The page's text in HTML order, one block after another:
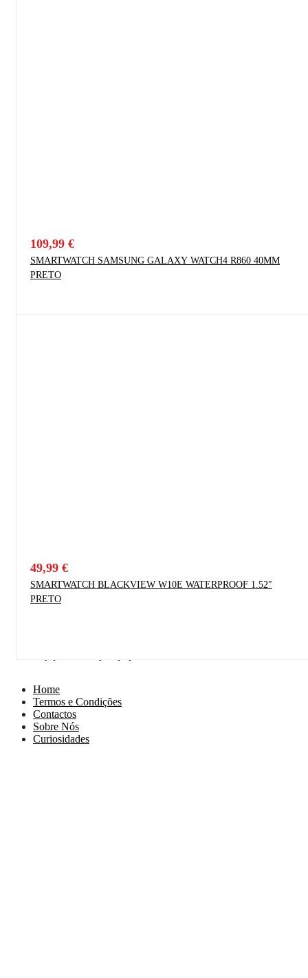
109,99 €
SMARTWATCH SAMSUNG GALAXY WATCH4 R860 40MM
PRETO
49,99 €
SMARTWATCH BLACKVIEW W10E WATERPROOF 1.52″
PRETO
Home
Termos e Condições
Contactos
Sobre Nós
Curiosidades